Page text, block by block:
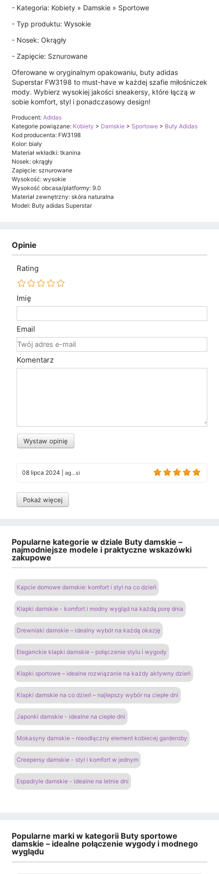
- Kategoria: Kobiety » Damskie » Sportowe
- Typ produktu: Wysokie
- Nosek: Okrągły
- Zapięcie: Sznurowane
Oferowane w oryginalnym opakowaniu, buty adidas
Superstar FW3198 to must-have w każdej szafie miłośniczek
mody. Wybierz wysokiej jakości sneakersy, które łączą w
sobie komfort, styl i ponadczasowy design!
Producent: Adidas
Kategorie powiązane: Kobiety > Damskie > Sportowe > Buty Adidas
Kod producenta: FW3198
Kolor: biały
Materiał wkładki: tkanina
Nosek: okrągły
Zapięcie: sznurowane
Wysokość: wysokie
Wysokość obcasa/platformy: 9.0
Materiał zewnętrzny: skóra naturalna
Model: Buty adidas Superstar
Opinie
Rating
Imię
Email
Komentarz
Wystaw opinię
08 lipca 2024 ag...si
Pokaż więcej
Popularne kategorie w dziale Buty damskie –
najmodniejsze modele i praktyczne wskazówki
zakupowe
Kapcie domowe damskie: komfort i styl na co dzień
Klapki damskie - komfort i modny wygląd na każdą porę dnia
Drewniaki damskie – idealny wybór na każdą okazję
Eleganckie klapki damskie – połączenie stylu i wygody
Klapki sportowe – idealne rozwiązanie na każdy aktywny dzień
Klapki damskie na co dzień – najlepszy wybór na ciepłe dni
Japonki damskie - idealne na ciepłe dni
Mokasyny damskie – nieodłączny element kobiecej garderoby
Creepersy damskie - styl i komfort w jednym
Espadryle damskie - idealne na letnie dni
Popularne marki w kategorii Buty sportowe
damskie – idealne połączenie wygody i modnego
wyglądu